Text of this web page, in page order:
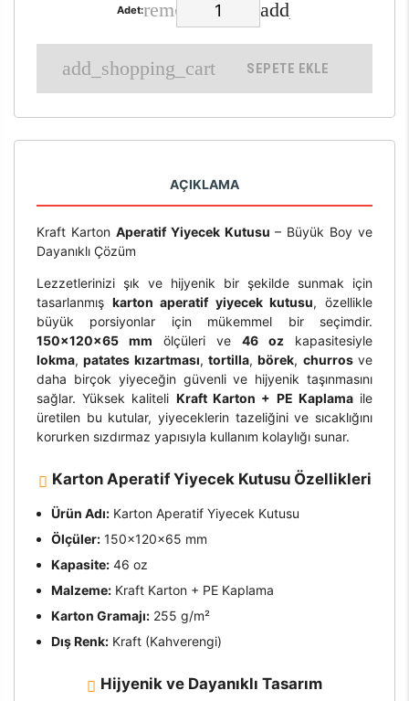
Adet:
SEPETE EKLE
AÇIKLAMA
Kraft Karton Aperatif Yiyecek Kutusu – Büyük Boy ve
Dayanıklı Çözüm
Lezzetlerinizi şık ve hijyenik bir şekilde sunmak için
tasarlanmış karton aperatif yiyecek kutusu, özellikle
büyük porsiyonlar için mükemmel bir seçimdir.
150×120×65 mm ölçüleri ve46 oz kapasitesiyle
lokma,patates kızartması,tortilla,börek, churrosve
daha birçok yiyeceğin güvenli ve hijyenik taşınmasını
sağlar. Yüksek kaliteli Kraft Karton + PE Kaplamaile
üretilen bu kutular, yiyeceklerin tazeliğini ve sıcaklığını
korurken sızdırmaz yapısıyla kullanım kolaylığı sunar.
Karton Aperatif Yiyecek Kutusu Özellikleri
Ürün Adı:Karton Aperatif Yiyecek Kutusu
Ölçüler:150×120×65 mm
Kapasite:46 oz
Malzeme:Kraft Karton + PE Kaplama
Karton Gramajı:255 g/m²
Dış Renk:Kraft (Kahverengi)
Hijyenik ve Dayanıklı Tasarım